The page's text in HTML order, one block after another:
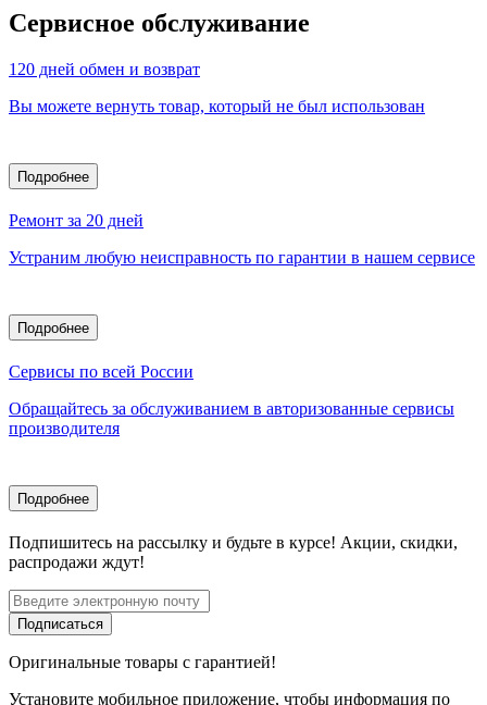
Сервисное обслуживание
120 дней обмен и возврат
Вы можете вернуть товар, который не был использован
Подробнее
Ремонт за 20 дней
Устраним любую неисправность по гарантии в нашем сервисе
Подробнее
Сервисы по всей России
Обращайтесь за обслуживанием в авторизованные сервисы
производителя
Подробнее
Подпишитесь на рассылку и будьте в курсе! Акции, скидки,
распродажи ждут!
Подписаться
Оригинальные товары с гарантией!
Установите мобильное приложение, чтобы информация по